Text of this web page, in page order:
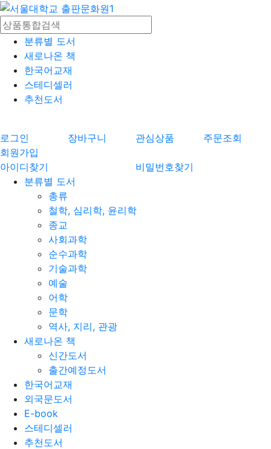
분류별 도서
새로나온 책
한국어교재
스테디셀러
추천도서
로그인 장바구니 관심상품
주문조회
회원가입
아이디찾기
비밀번호찾기
분류별 도서
총류
철학, 심리학, 윤리학
종교
사회과학
순수과학
기술과학
예술
어학
문학
역사, 지리, 관광
새로나온 책
신간도서
출간예정도서
한국어교재
외국문도서
E-book
스테디셀러
추천도서